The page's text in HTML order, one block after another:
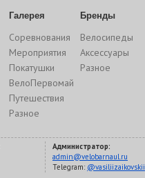
Галерея
Соревнования
Мероприятия
Покатушки
ВелоПервомай
Путешествия
Разное
Бренды
Велосипеды
Аксессуары
Разное
Администратор:
admin@velobarnaul.ru
Telegram: @vasiliizaikovskii